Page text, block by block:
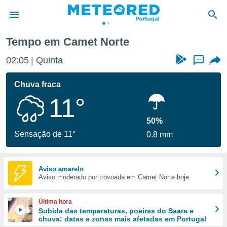
da
foi
fornecidas
a este
das
e
forma
digital
Tempo em Camet Norte
02:05 Quinta ...
Chuva fraca
11°
Sensação de 11°
50%
0.8 mm
Aviso amarelo
Aviso moderado por trovoada em Camet Norte hoje
Última hora
Subida das temperaturas, poeiras do Saara e
chuva: datas e zonas mais afetadas em Portugal